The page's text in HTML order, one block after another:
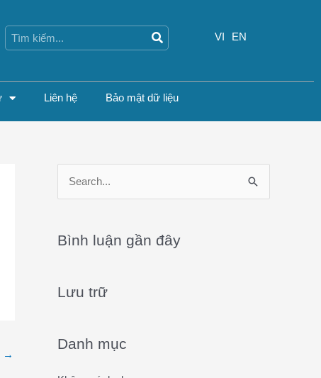
VI
EN
Liên hệ Bảo mật dữ liệu
→
r
h
Bình luận gần đây
Lưu trữ
Danh mục